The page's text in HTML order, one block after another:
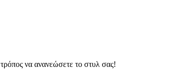
να ανανεώσετε το στυλ σας!